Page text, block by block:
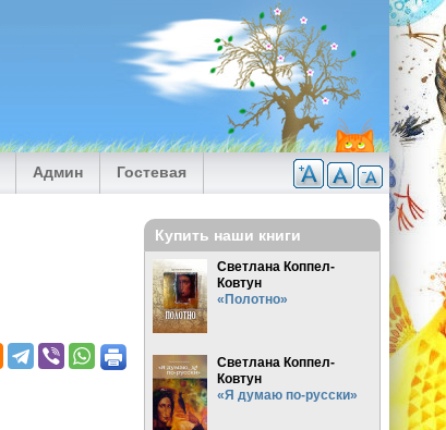
Админ Гостевая
Купить наши книги
Светлана Коппел-
Ковтун
«Полотно»
Светлана Коппел-
Ковтун
«Я думаю по-русски»